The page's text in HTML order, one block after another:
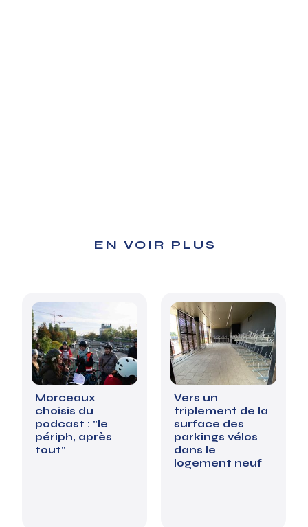
EN VOIR PLUS
Morceaux
choisis du
podcast : "le
périph, après
tout"
Vers un
triplement de la
surface des
parkings vélos
dans le
logement neuf